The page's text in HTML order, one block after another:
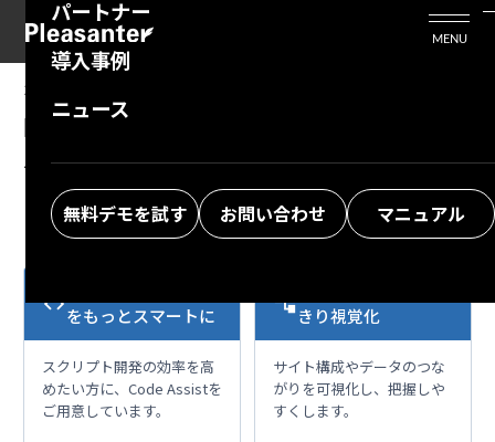
活用シーン
Enterprise Edition
パートナー
プリザンタービジネスを検討中の方
導入事例
ニュース
無料デモを試す お問い合わせ マニュアル
MENU
2026/07/14
開発者向け機能：API：テーブル操作：テーブ
ルのエクスポート
codeをもっとスマートに
スクリプト開発の効率を高
めたい方に、Code Assistを
ご用意しています。
account_treeきり視覚化
サイト構成やデータのつな
がりを可視化し、把握しや
すくします。